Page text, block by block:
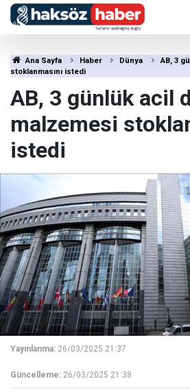
Ana Sayfa Haber Dünya
AB, 3
stoklanmasını istedi
AB, 3 günlük acil
malzemesi
istedi
Yayınlanma: 26/03/2025 21:37
Güncelleme: 26/03/2025 21:38